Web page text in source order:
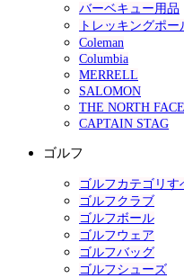
バーベキュー用品
トレッキングポー
Coleman
Columbia
MERRELL
SALOMON
THE NORTH FACE
CAPTAIN STAG
ゴルフ
ゴルフカテゴリす
ゴルフクラブ
ゴルフボール
ゴルフウェア
ゴルフバッグ
ゴルフシューズ